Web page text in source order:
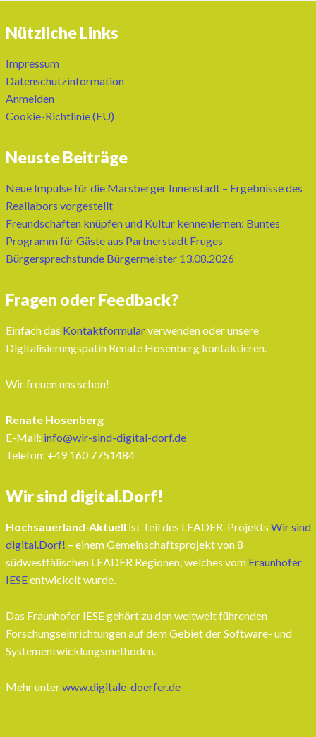
Nützliche Links
Impressum
Datenschutzinformation
Anmelden
Cookie-Richtlinie (EU)
Neuste Beiträge
Neue Impulse für die Marsberger Innenstadt – Ergebnisse des
Reallabors vorgestellt
Freundschaften knüpfen und Kultur kennenlernen: Buntes
Programm für Gäste aus Partnerstadt Fruges
Bürgersprechstunde Bürgermeister 13.08.2026
Fragen oder Feedback?
Einfach das Kontaktformularverwenden oder unsere
Digitalisierungspatin Renate Hosenberg kontaktieren.
Wir freuen uns schon!
Renate Hosenberg
E-Mail: info@wir-sind-digital-dorf.de
Telefon: ‭+49 160 7751484‬
Wir sind digital.Dorf!
Hochsauerland-Aktuell ist Teil des LEADER-Projekts Wir sind
digital.Dorf! – einem Gemeinschaftsprojekt von 8
südwestfälischen LEADER Regionen, welches vom Fraunhofer
IESEentwickelt wurde.
Das Fraunhofer IESE gehört zu den weltweit führenden
Forschungseinrichtungen auf dem Gebiet der Software- und
Systementwicklungsmethoden.
Mehr unterwww.digitale-doerfer.de